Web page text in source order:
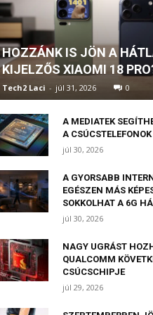
HOZZÁNK IS JÖN A
KIJELZŐS XIAOMI 18
Tech2 Laci - júl 31, 2026 0
A MEDIATEK
A
júl 30, 2026
A GYORSABB
EGÉSZEN MÁS
SOKKOLHAT A 6G
júl 30, 2026
NAGY UGRÁST
QUALCOMM
CSÚCSCHIPJE
júl 29, 2026